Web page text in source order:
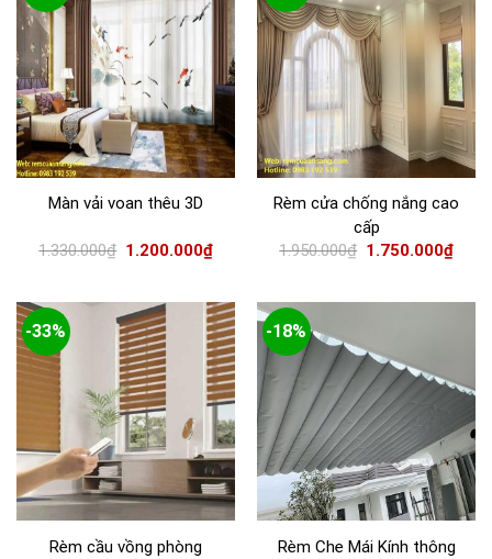
Màn vải voan thêu 3D
1.330.000₫ 1.200.000₫
Rèm cửa chống nắng cao
cấp
1.950.000₫ 1.750.000₫
-33%
Rèm cầu vồng phòng
-18%
Rèm Che Mái Kính thông